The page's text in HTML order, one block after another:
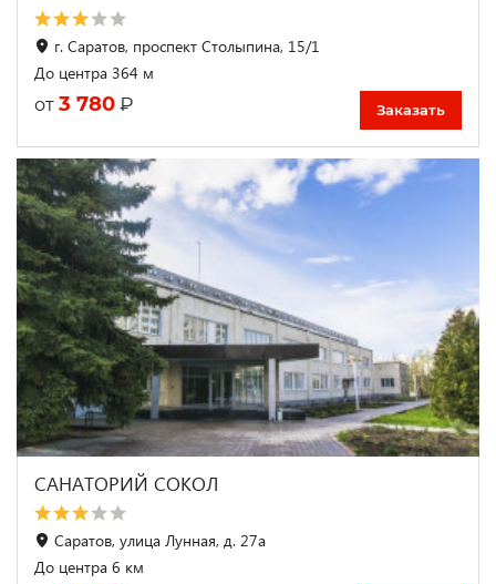
г. Саратов, проспект Столыпина, 15/1
До центра 364 м
от 3 780 ₽ Заказать
САНАТОРИЙ СОКОЛ
Саратов, улица Лунная, д. 27а
До центра 6 км